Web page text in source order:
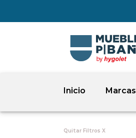
Inicio Marcas
Quitar Filtros X